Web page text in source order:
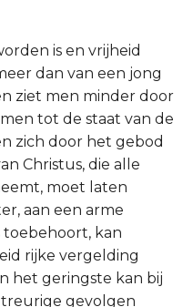
is en vrijheid
dan van een jong
ziet men minder door
tot de staat van de
zich door het gebod
Christus, die alle
moet laten
aan een arme
toebehoort, kan
rijke vergelding
het geringste kan bij
treurige gevolgen